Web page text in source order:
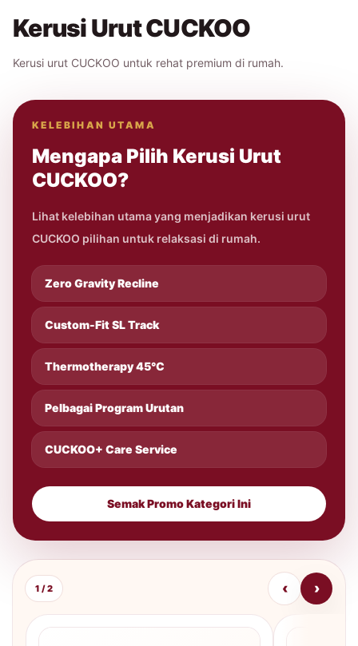
Kerusi Urut CUCKOO
Kerusi urut CUCKOO untuk rehat premium di rumah.
KELEBIHAN UTAMA
Mengapa Pilih Kerusi Urut
CUCKOO?
Lihat kelebihan utama yang menjadikan kerusi urut
CUCKOO pilihan untuk relaksasi di rumah.
Zero Gravity Recline
Custom-Fit SL Track
Thermotherapy 45°C
Pelbagai Program Urutan
CUCKOO+ Care Service
Semak Promo Kategori Ini
1 / 2 ‹ ›